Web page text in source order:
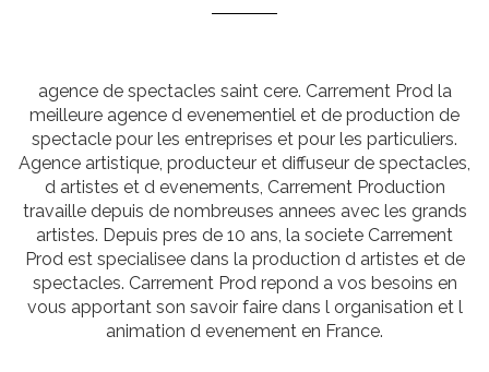
agence de spectacles saint cere. Carrement Prod la
meilleure agence d evenementiel et de production de
spectacle pour les entreprises et pour les particuliers.
Agence artistique, producteur et diffuseur de spectacles,
d artistes et d evenements, Carrement Production
travaille depuis de nombreuses annees avec les grands
artistes. Depuis pres de 10 ans, la societe Carrement
Prod est specialisee dans la production d artistes et de
spectacles. Carrement Prod repond a vos besoins en
vous apportant son savoir faire dans l organisation et l
animation d evenement en France.